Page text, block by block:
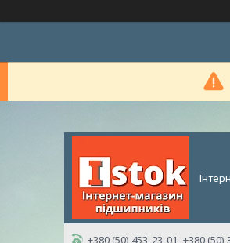
+380 (50) 453-23-01 +380 (50)